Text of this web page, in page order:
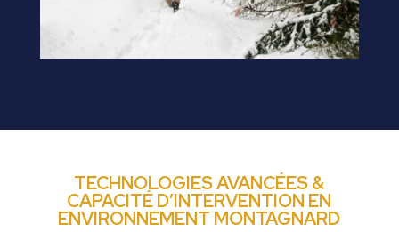
TECHNOLOGIES AVANCÉES &
CAPACITÉ D’INTERVENTION EN
ENVIRONNEMENT MONTAGNARD